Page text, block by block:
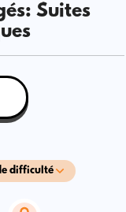
Suites
difficulté